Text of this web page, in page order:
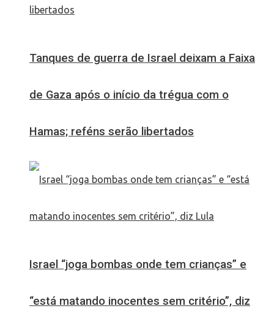
Tanques de guerra de Israel deixam a Faixa
de Gaza após o início da trégua com o
Hamas; reféns serão libertados
Israel “joga bombas onde tem crianças” e
“está matando inocentes sem critério”, diz